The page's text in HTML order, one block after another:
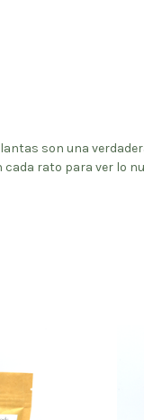
son una
rato para ver lo